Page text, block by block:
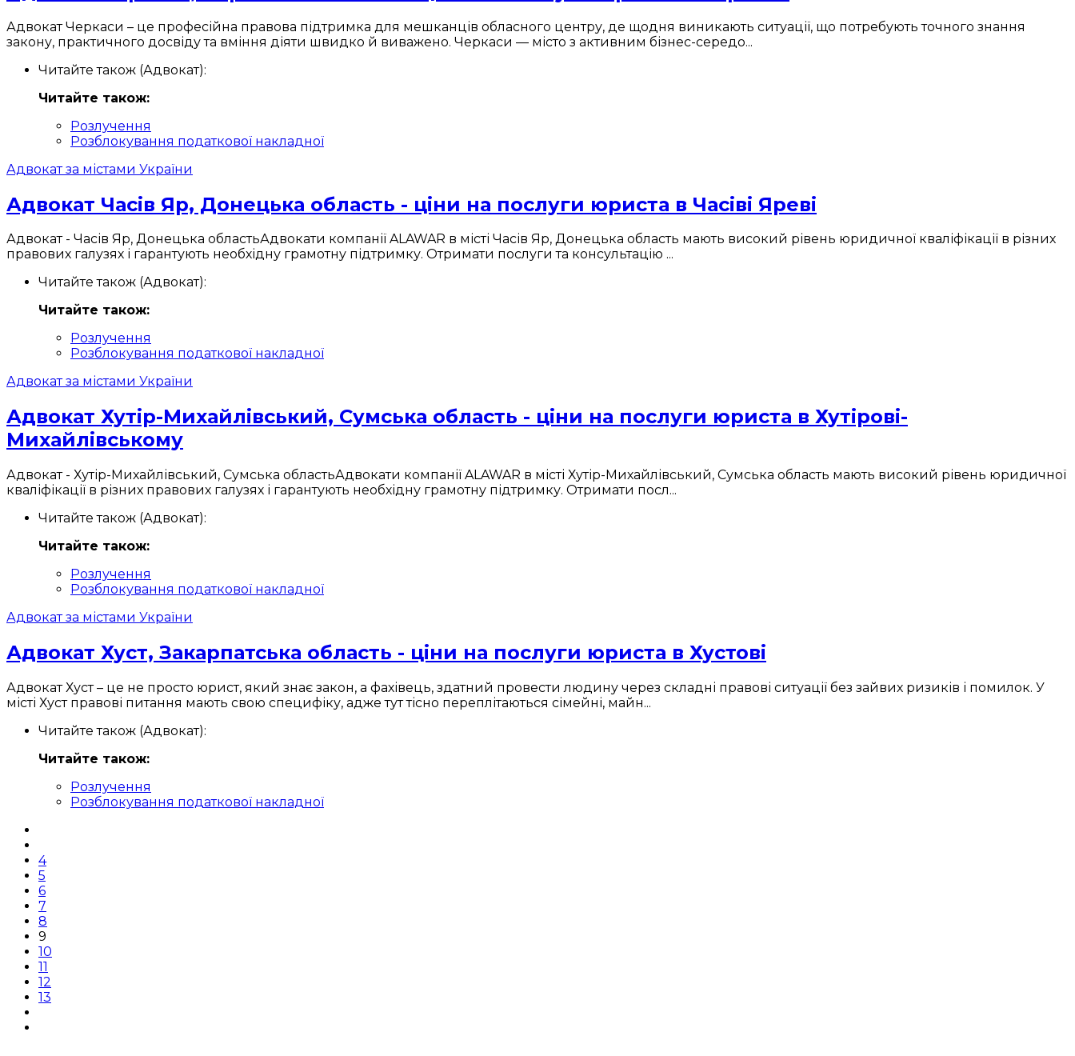
Адвокат Черкаси – це професійна правова підтримка для мешканців обласного центру, де щодня виникають ситуації, що потребують точного знання
закону, практичного досвіду та вміння діяти швидко й виважено. Черкаси — місто з активним бізнес-середо...
Читайте також (Адвокат):
Читайте також:
Розлучення
Розблокування податкової накладної
Адвокат за містами України
Адвокат Часів Яр, Донецька область - ціни на послуги юриста в Часіві Яреві
Адвокат - Часів Яр, Донецька областьАдвокати компанії ALAWAR в місті Часів Яр, Донецька область мають високий рівень юридичної кваліфікації в різних
правових галузях і гарантують необхідну грамотну підтримку. Отримати послуги та консультацію ...
Читайте також (Адвокат):
Читайте також:
Розлучення
Розблокування податкової накладної
Адвокат за містами України
Адвокат Хутір-Михайлівський, Сумська область - ціни на послуги юриста в Хутірові-
Михайлівському
Адвокат - Хутір-Михайлівський, Сумська областьАдвокати компанії ALAWAR в місті Хутір-Михайлівський, Сумська область мають високий рівень юридичної
кваліфікації в різних правових галузях і гарантують необхідну грамотну підтримку. Отримати посл...
Читайте також (Адвокат):
Читайте також:
Розлучення
Розблокування податкової накладної
Адвокат за містами України
Адвокат Хуст, Закарпатська область - ціни на послуги юриста в Хустові
Адвокат Хуст – це не просто юрист, який знає закон, а фахівець, здатний провести людину через складні правові ситуації без зайвих ризиків і помилок. У
місті Хуст правові питання мають свою специфіку, адже тут тісно переплітаються сімейні, майн...
Читайте також (Адвокат):
Читайте також:
Розлучення
Розблокування податкової накладної
4
5
6
7
8
9
10
11
12
13